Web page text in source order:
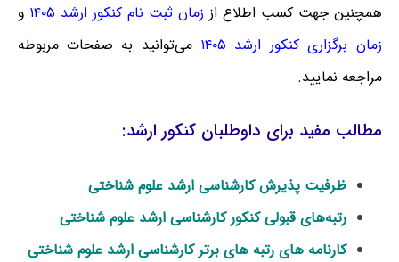
همچنین جهت کسب اطلاع از زمان ثبت نام کنکور ارشد ۱۴۰۵
و
زمان برگزاری کنکور ارشد ۱۴۰۵
می‌توانید به صفحات مربوطه
مراجعه نمایید.
مطالب مفید برای داوطلبان کنکور ارشد:
ظرفیت پذیرش کارشناسی ارشد علوم شناختی
رتبه‌های قبولی کنکور کارشناسی ارشد علوم شناختی
کارنامه های رتبه های برتر کارشناسی ارشد علوم شناختی